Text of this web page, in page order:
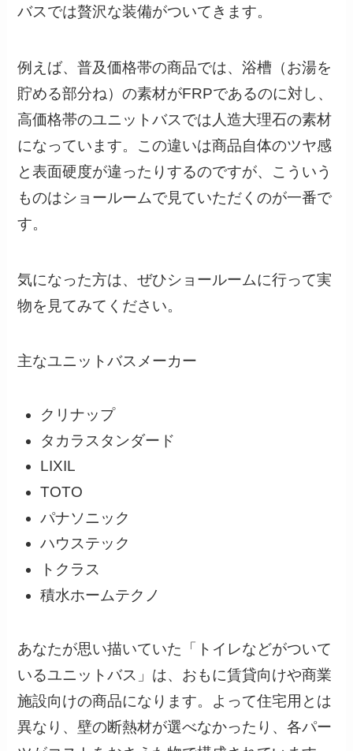
バスでは贅沢な装備がついてきます。
例えば、普及価格帯の商品では、浴槽（お湯を
貯める部分ね）の素材がFRPであるのに対し、
高価格帯のユニットバスでは人造大理石の素材
になっています。この違いは商品自体のツヤ感
と表面硬度が違ったりするのですが、こういう
ものはショールームで見ていただくのが一番で
す。
気になった方は、ぜひショールームに行って実
物を見てみてください。
主なユニットバスメーカー
クリナップ
タカラスタンダード
LIXIL
TOTO
パナソニック
ハウステック
トクラス
積水ホームテクノ
あなたが思い描いていた「トイレなどがついて
いるユニットバス」は、おもに賃貸向けや商業
施設向けの商品になります。よって住宅用とは
異なり、壁の断熱材が選べなかったり、各パー